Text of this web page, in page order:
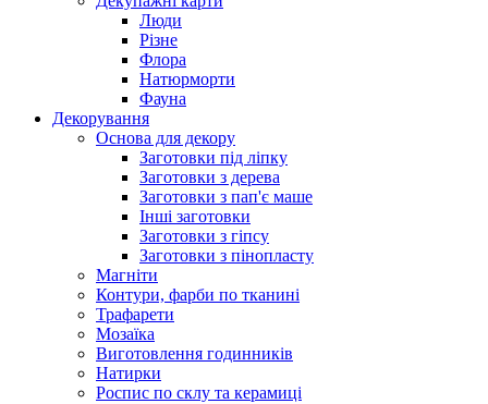
Люди
Різне
Флора
Натюрморти
Фауна
Декорування
Основа для декору
Заготовки під ліпку
Заготовки з дерева
Заготовки з пап'є маше
Інші заготовки
Заготовки з гіпсу
Заготовки з пінопласту
Магніти
Контури, фарби по тканині
Трафарети
Мозаїка
Виготовлення годинників
Натирки
Роспис по склу та керамиці